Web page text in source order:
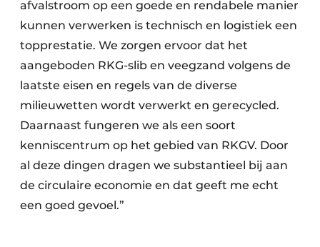
afvalstroom op een goede en rendabele manier
kunnen verwerken is technisch en logistiek een
topprestatie. We zorgen ervoor dat het
aangeboden RKG-slib en veegzand volgens de
laatste eisen en regels van de diverse
milieuwetten wordt verwerkt en gerecycled.
Daarnaast fungeren we als een soort
kenniscentrum op het gebied van RKGV. Door
al deze dingen dragen we substantieel bij aan
de circulaire economie en dat geeft me echt
een goed gevoel.”